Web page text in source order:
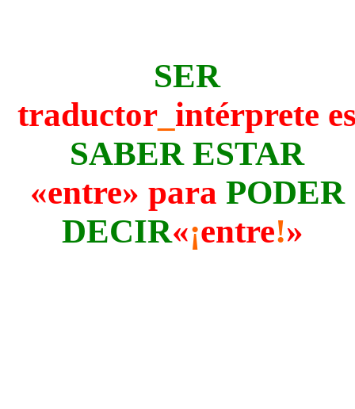
SER
traductor intérprete
SABER ESTAR
«entre» para PODER
DECIR«¡entre!»